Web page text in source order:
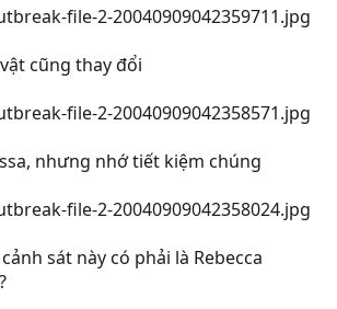
cũng thay đổi
nhưng nhớ tiết kiệm chúng
sát này có phải là Rebecca